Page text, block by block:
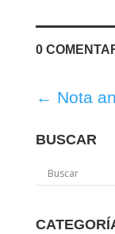
0
← Nota
BUSCAR